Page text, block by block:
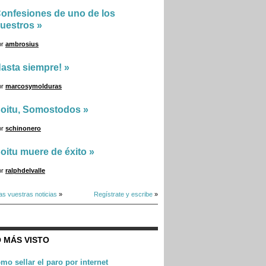
de uno de los
»
ambrosius
siempre! »
marcosymolduras
Somostodos »
schinonero
muere de éxito »
ralphdelvalle
vuestras noticias » Regístrate y escribe »
MÁS VISTO
sellar el paro por internet